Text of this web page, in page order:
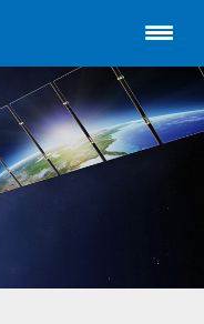
关于星展
动中通系列